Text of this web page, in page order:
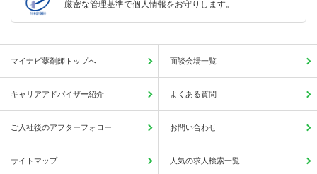
厳密な管理基準で個人情報をお守りします。
マイナビ薬剤師トップへ 面談会場一覧
キャリアアドバイザー紹介 よくある質問
ご入社後のアフターフォロー お問い合わせ
サイトマップ 人気の求人検索一覧